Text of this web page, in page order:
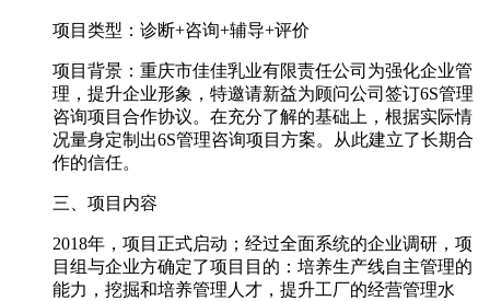
项目类型：诊断+咨询+辅导+评价
项目背景：重庆市佳佳乳业有限责任公司为强化企业管
理，提升企业形象，特邀请新益为顾问公司签订6S管理
咨询项目合作协议。在充分了解的基础上，根据实际情
况量身定制出6S管理咨询项目方案。从此建立了长期合
作的信任。
三、项目内容
2018年，项目正式启动；经过全面系统的企业调研，项
目组与企业方确定了项目目的：培养生产线自主管理的
能力，挖掘和培养管理人才，提升工厂的经营管理水